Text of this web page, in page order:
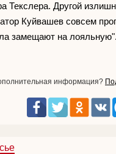
Текслера. Другой
Куйвашев совсем
замещают на лояльную".
информация?